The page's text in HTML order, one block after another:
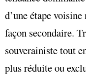
d’une étape
façon secondaire.
souverainiste tout
plus réduite ou